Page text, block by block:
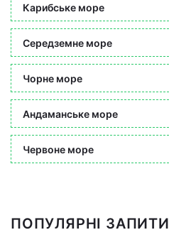
Карибське море
Середземне море
Чорне море
Андаманське море
Червоне море
ПОПУЛЯРНІ ЗАПИТИ